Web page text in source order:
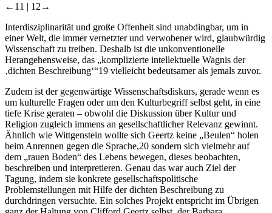
←11 | 12→
Interdisziplinarität und große Offenheit sind unabdingbar, um in
einer Welt, die immer vernetzter und verwobener wird, glaubwürdig
Wissenschaft zu treiben. Deshalb ist die unkonventionelle
Herangehensweise, das „komplizierte intellektuelle Wagnis der
‚dichten Beschreibung‘“19 vielleicht bedeutsamer als jemals zuvor.
Zudem ist der gegenwärtige Wissenschaftsdiskurs, gerade wenn es
um kulturelle Fragen oder um den Kulturbegriff selbst geht, in eine
tiefe Krise geraten – obwohl die Diskussion über Kultur und
Religion zugleich immens an gesellschaftlicher Relevanz gewinnt.
Ähnlich wie Wittgenstein wollte sich Geertz keine „Beulen“ holen
beim Anrennen gegen die Sprache,20 sondern sich vielmehr auf
dem „rauen Boden“ des Lebens bewegen, dieses beobachten,
beschreiben und interpretieren. Genau das war auch Ziel der
Tagung, indem sie konkrete gesellschaftspolitische
Problemstellungen mit Hilfe der dichten Beschreibung zu
durchdringen versuchte. Ein solches Projekt entspricht im Übrigen